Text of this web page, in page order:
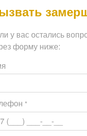
у вас остались
форму ниже:
*